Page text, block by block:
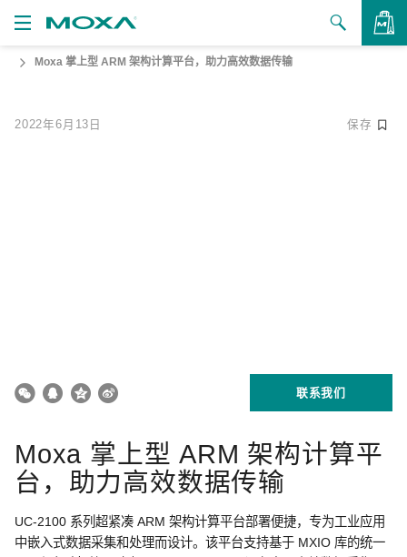
品 Moxa 掌上型 ARM 架构计算平台，助力高效数据传输
2022年6月13日 保存
联系我们
Moxa 掌上型 ARM 架构计算平
台，助力高效数据传输
UC-2100 系列超紧凑 ARM 架构计算平台部署便捷，专为工业应用
中嵌入式数据采集和处理而设计。该平台支持基于 MXIO 库的统一
查看询价